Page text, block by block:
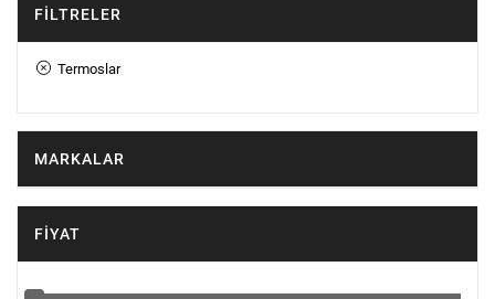
FILTRELER
Termoslar
MARKALAR
FIYAT